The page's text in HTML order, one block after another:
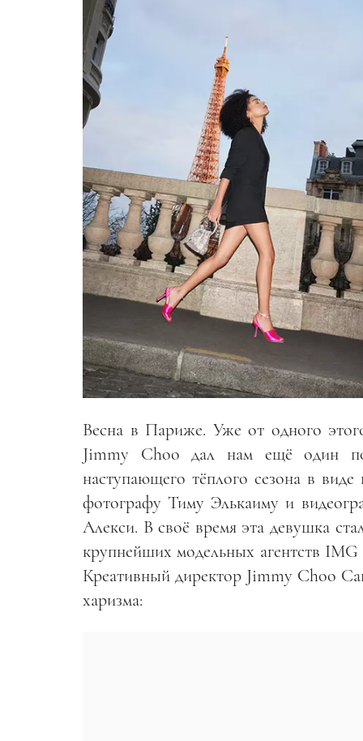
Весна в Париже. Уже от одного
Jimmy Choo дал нам ещё один
наступающего тёплого сезона в
фотографу Тиму Элькаиму и
Алекси. В своё время эта девушка
крупнейших модельных агентств
Креативный директор Jimmy Choo
харизма: